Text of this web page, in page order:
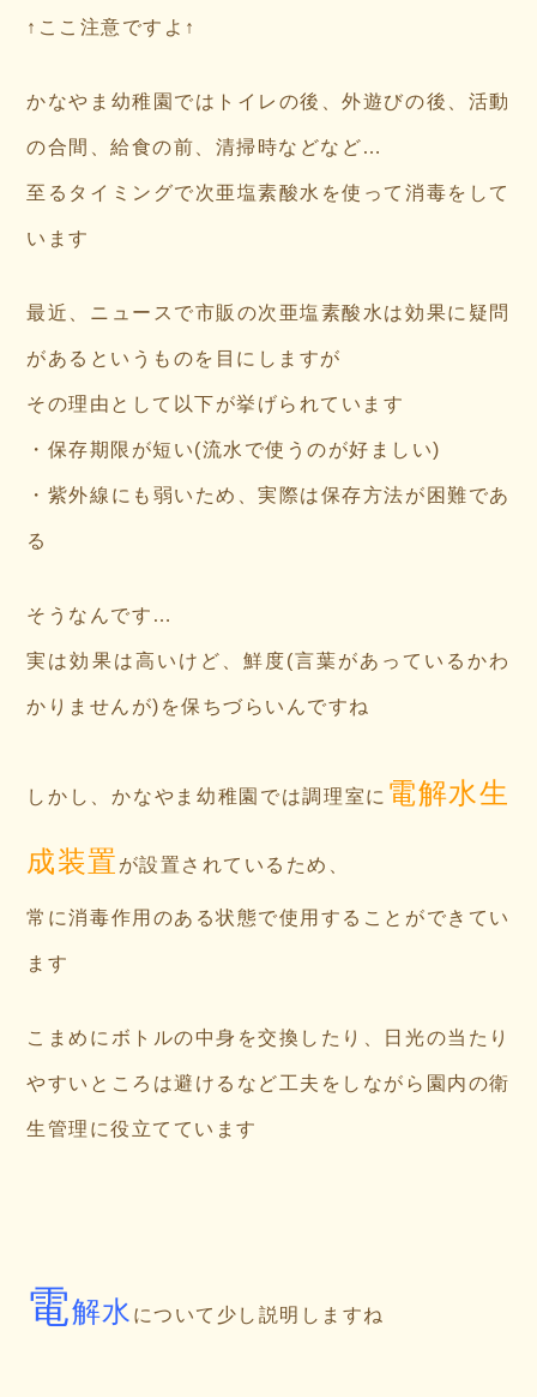
↑ここ注意ですよ↑
かなやま幼稚園ではトイレの後、外遊びの後、活動
の合間、給食の前、清掃時などなど…
至るタイミングで次亜塩素酸水を使って消毒をして
います
最近、ニュースで市販の次亜塩素酸水は効果に疑問
があるというものを目にしますが
その理由として以下が挙げられています
・保存期限が短い(流水で使うのが好ましい)
・紫外線にも弱いため、実際は保存方法が困難であ
る
そうなんです…
実は効果は高いけど、鮮度(言葉があっているかわ
かりませんが)を保ちづらいんですね
しかし、かなやま幼稚園では調理室に 電解水生
成装置 が設置されているため、
常に消毒作用のある状態で使用することができてい
ます
こまめにボトルの中身を交換したり、日光の当たり
やすいところは避けるなど工夫をしながら園内の衛
生管理に役立てています
電解水 について少し説明しますね